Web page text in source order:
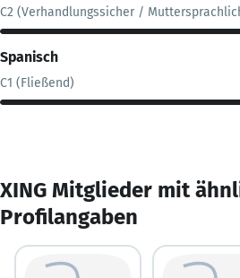
C2 (Verhandlungssicher /
Spanisch
C1 (Fließend)
XING Mitglieder mit
Profilangaben